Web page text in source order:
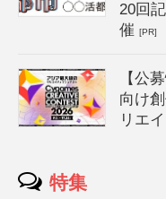
20回
催[PR]
【公
向け
リエ
特集